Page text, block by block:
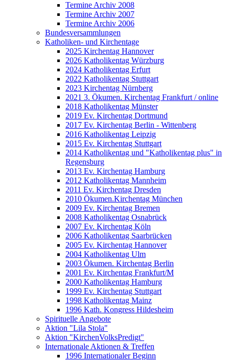
Termine Archiv 2008
Termine Archiv 2007
Termine Archiv 2006
Bundesversammlungen
Katholiken- und Kirchentage
2025 Kirchentag Hannover
2026 Katholikentag Würzburg
2024 Katholikentag Erfurt
2022 Katholikentag Stuttgart
2023 Kirchentag Nürnberg
2021 3. Ökumen. Kirchentag Frankfurt / online
2018 Katholikentag Münster
2019 Ev. Kirchentag Dortmund
2017 Ev. Kirchentag Berlin - Wittenberg
2016 Katholikentag Leipzig
2015 Ev. Kirchentag Stuttgart
2014 Katholikentag und "Katholikentag plus" in
Regensburg
2013 Ev. Kirchentag Hamburg
2012 Katholikentag Mannheim
2011 Ev. Kirchentag Dresden
2010 Ökumen.Kirchentag München
2009 Ev. Kirchentag Bremen
2008 Katholikentag Osnabrück
2007 Ev. Kirchentag Köln
2006 Katholikentag Saarbrücken
2005 Ev. Kirchentag Hannover
2004 Katholikentag Ulm
2003 Ökumen. Kirchentag Berlin
2001 Ev. Kirchentag Frankfurt/M
2000 Katholikentag Hamburg
1999 Ev. Kirchentag Stuttgart
1998 Katholikentag Mainz
1996 Kath. Kongress Hildesheim
Spirituelle Angebote
Aktion "Lila Stola"
Aktion "KirchenVolksPredigt"
Internationale Aktionen & Treffen
1996 Internationaler Beginn